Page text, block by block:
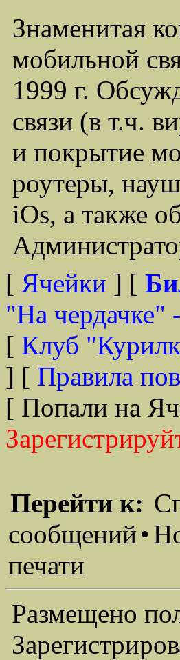
Знаменитая
мобильной
1999 г.
связи (в т.ч.
и покрытие
роутеры,
iOs, а также
[ Ячейки ] [
"На чердачке"
[ Клуб
] [ Правила
[ Попали на
Перейти к:
сообщений•
печати
Размещено